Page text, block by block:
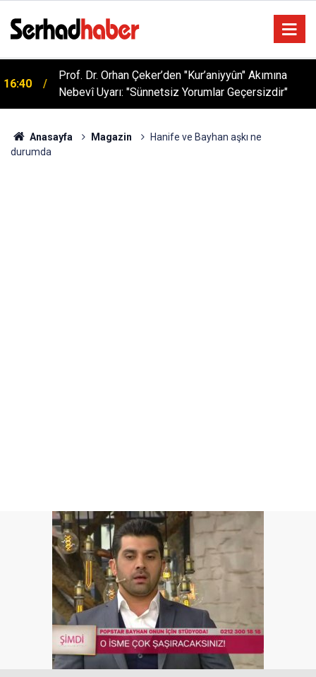
16:40
Prof. Dr. Orhan Çeker’den "Kur’aniyyûn" Akımına
Nebevî Uyarı: "Sünnetsiz Yorumlar Geçersizdir"
Anasayfa Magazin
Hanife ve Bayhan aşkı ne
durumda